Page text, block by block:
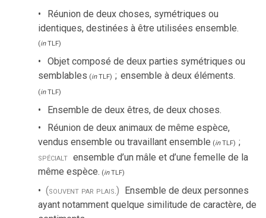
Réunion de deux choses, symétriques ou
identiques, destinées à être utilisées ensemble.
(inTLF)
Objet composé de deux parties symétriques ou
semblables (inTLF) ; ensemble à deux éléments.
(inTLF)
Ensemble de deux êtres, de deux choses.
Réunion de deux animaux de même espèce,
vendus ensemble ou travaillant ensemble (inTLF) ;
spécialt ensemble d’un mâle et d’une femelle de la
même espèce. (inTLF)
(souvent par plais.) Ensemble de deux personnes
ayant notamment quelque similitude de caractère, de